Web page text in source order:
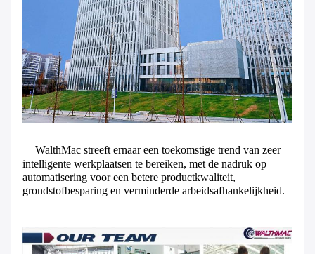
WalthMac streeft ernaar een toekomstige trend van zeer
intelligente werkplaatsen te bereiken, met de nadruk op
automatisering voor een betere productkwaliteit,
grondstofbesparing en verminderde arbeidsafhankelijkheid.